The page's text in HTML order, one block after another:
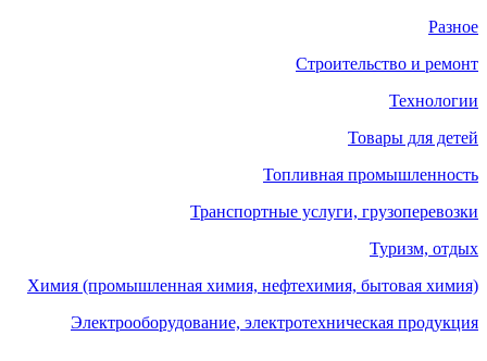
Разное
Строительство и ремонт
Технологии
Товары для детей
Топливная промышленность
Транспортные услуги, грузоперевозки
Туризм, отдых
Химия (промышленная химия, нефтехимия, бытовая химия)
Электрооборудование, электротехническая продукция